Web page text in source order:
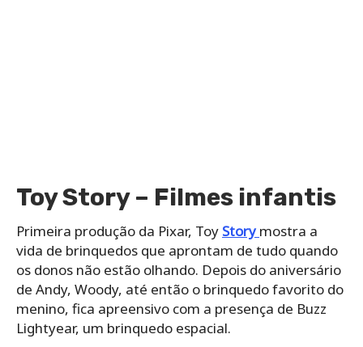
Toy Story – Filmes infantis
Primeira produção da Pixar, Toy Storymostra a
vida de brinquedos que aprontam de tudo quando
os donos não estão olhando. Depois do aniversário
de Andy, Woody, até então o brinquedo favorito do
menino, fica apreensivo com a presença de Buzz
Lightyear, um brinquedo espacial.